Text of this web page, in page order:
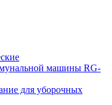
машины RG-
для уборочных